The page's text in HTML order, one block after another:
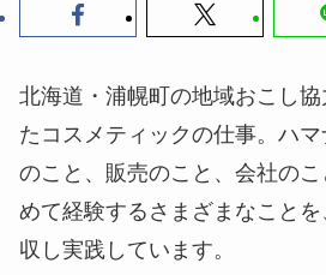
北海道・浦幌町の地域おこし
たコスメティックの仕事。ハ
のこと、販売のこと、会社の
めて経験するさまざまなこと
収し実践しています。